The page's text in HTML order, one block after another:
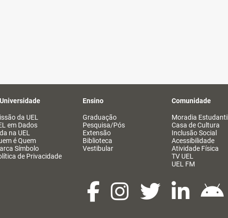
da UEL
em Dados
na UEL
é Quem
Símbolo
de Privacidade
Ensino
Graduação
Pesquisa/Pós
Extensão
Biblioteca
Vestibular
Comunidade
Moradia Estudantil
Casa de Cultura
Inclusão Social
Acessibilidade
Atividade Física
TV UEL
UEL FM